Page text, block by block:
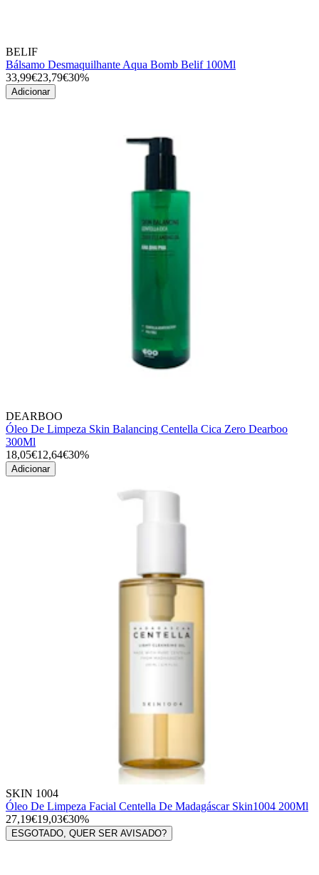
BELIF
Bálsamo Desmaquilhante Aqua Bomb Belif 100Ml
33,99€23,79€30%
Adicionar
DEARBOO
Óleo De Limpeza Skin Balancing Centella Cica Zero Dearboo
300Ml
18,05€12,64€30%
Adicionar
SKIN 1004
Óleo De Limpeza Facial Centella De Madagáscar Skin1004 200Ml
27,19€19,03€30%
ESGOTADO, QUER SER AVISADO?